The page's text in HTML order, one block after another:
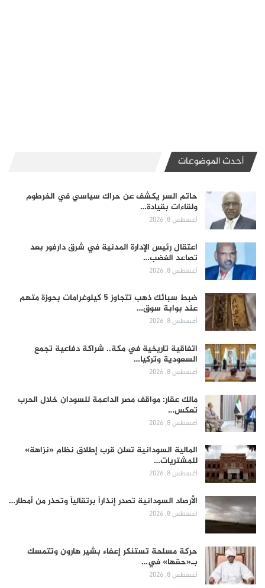
أحدث الموضوعات
حاتم السر يكشف عن حراك سياسي في الخرطوم
ولقاءات بقيادة…
أغسطس 8, 2026
اعتقال رئيس الإدارة المدنية في شرق دارفور بعد
تصاعد الغضب…
أغسطس 8, 2026
ضبط سبائك ذهب تتجاوز 5 كيلوغرامات بحوزة متهم
عند بوابة سوق…
أغسطس 8, 2026
اتفاقية تاريخية في مكة.. شراكة دفاعية تجمع
السعودية وتركيا…
أغسطس 8, 2026
مالك عقار: مواقف مصر الداعمة للسودان خلال الحرب
تعكس…
أغسطس 8, 2026
المالية السودانية تعلن قرب إطلاق نظام «نزاهة»
للمشتريات…
أغسطس 8, 2026
الأرصاد السودانية تصدر إنذاراً برتقالياً وتحذر من أمطار…
أغسطس 8, 2026
حركة مسلحة تستنكر إعفاء بشير هارون وتتمسك
بـ«حقها» في…
أغسطس 8, 2026